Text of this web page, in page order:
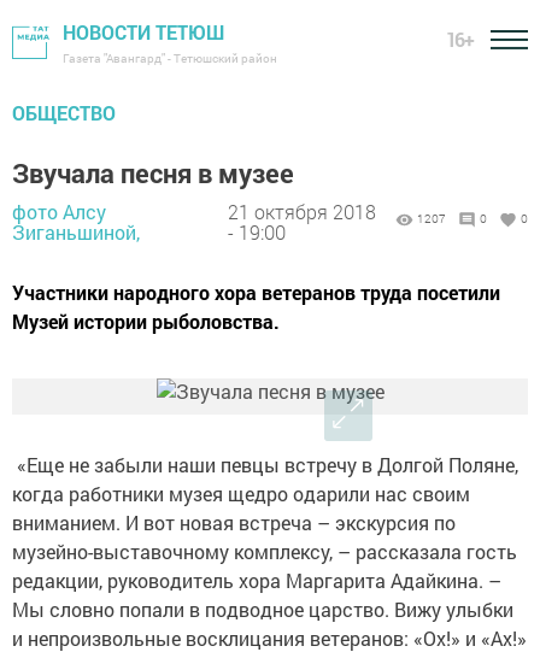
НОВОСТИ ТЕТЮШ
Газета "Авангард" - Тетюшский район
16+
ОБЩЕСТВО
Звучала песня в музее
фото Алсу
Зиганьшиной,
21 октября 2018
- 19:00
1207 0 0
Участники народного хора ветеранов труда посетили
Музей истории рыболовства.
«Еще не забыли наши певцы встречу в Долгой Поляне,
когда работники музея щедро одарили нас своим
вниманием. И вот новая встреча – экскурсия по
музейно-выставочному комплексу, – рассказала гость
редакции, руководитель хора Маргарита Адайкина. –
Мы словно попали в подводное царство. Вижу улыбки
и непроизвольные восклицания ветеранов: «Ох!» и «Ах!»